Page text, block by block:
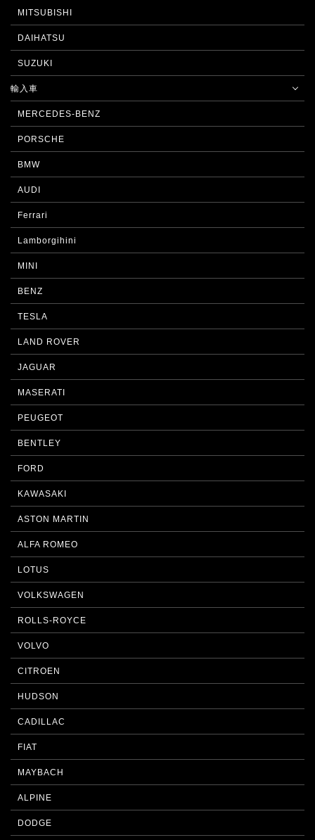
MITSUBISHI
DAIHATSU
SUZUKI
輸入車
MERCEDES-BENZ
PORSCHE
BMW
AUDI
Ferrari
Lamborgihini
MINI
BENZ
TESLA
LAND ROVER
JAGUAR
MASERATI
PEUGEOT
BENTLEY
FORD
KAWASAKI
ASTON MARTIN
ALFA ROMEO
LOTUS
VOLKSWAGEN
ROLLS-ROYCE
VOLVO
CITROEN
HUDSON
CADILLAC
FIAT
MAYBACH
ALPINE
DODGE